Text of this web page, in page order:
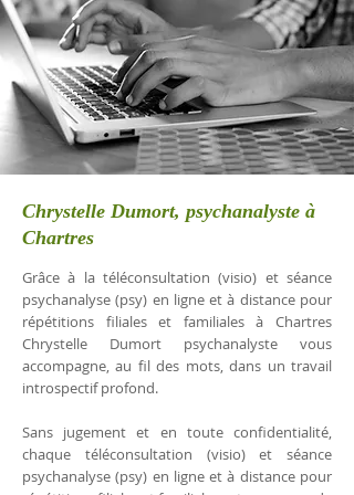
Chrystelle Dumort, psychanalyste à
Chartres
Grâce à la téléconsultation (visio) et séance
psychanalyse (psy) en ligne et à distance pour
répétitions filiales et familiales à Chartres
Chrystelle Dumort psychanalyste vous
accompagne, au fil des mots, dans un travail
introspectif profond.
Sans jugement et en toute confidentialité,
chaque téléconsultation (visio) et séance
psychanalyse (psy) en ligne et à distance pour